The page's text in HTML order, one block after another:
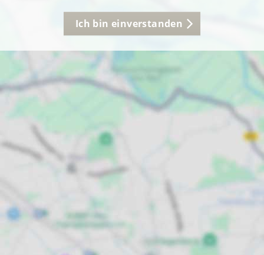
Ich bin einverstanden